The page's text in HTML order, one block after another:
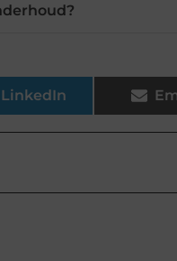
LinkedIn